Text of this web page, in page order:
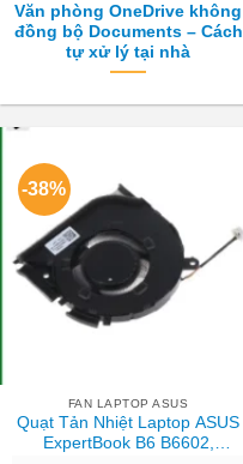
Văn phòng OneDrive không
đồng bộ Documents – Cách
tự xử lý tại nhà
-38%
FAN LAPTOP ASUS
Quạt Tản Nhiệt Laptop ASUS
ExpertBook B6 B6602,